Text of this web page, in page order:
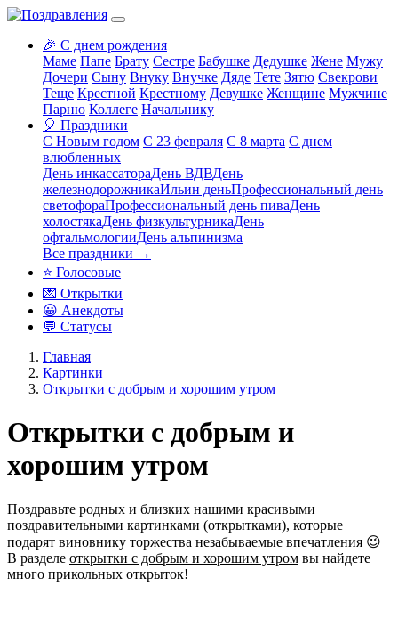
🎉 С днем рождения
Маме Папе Брату Сестре Бабушке Дедушке Жене Мужу
Дочери Сыну Внуку Внучке Дяде Тете Зятю Свекрови
Теще Крестной Крестному Девушке Женщине Мужчине
Парню Коллеге Начальнику
🎈 Праздники
С Новым годом С 23 февраля С 8 марта С днем
влюбленных
День инкассатораДень ВДВДень
железнодорожникаИльин деньПрофессиональный день
светофораПрофессиональный день пиваДень
холостякаДень физкультурникаДень
офтальмологииДень альпинизма
Все праздники →
⭐ Голосовые
💌 Открытки
😀 Анекдоты
💬 Статусы
Главная
Картинки
Открытки с добрым и хорошим утром
Открытки с добрым и
хорошим утром
Поздравьте родных и близких нашими красивыми
поздравительными картинками (открытками), которые
подарят виновнику торжества незабываемые впечатления 😉
В разделе открытки с добрым и хорошим утром вы найдете
много прикольных открыток!